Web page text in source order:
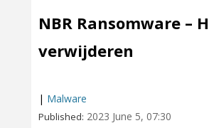
NBR Ransomware –
verwijderen
| Malware
Published: 2023 June 5, 07:30